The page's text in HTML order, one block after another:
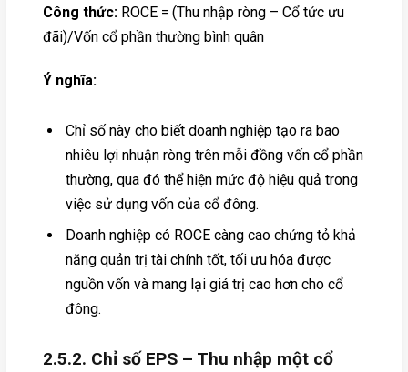
Công thức: ROCE = (Thu nhập ròng – Cổ tức ưu
đãi)/Vốn cổ phần thường bình quân
Ý nghĩa:
Chỉ số này cho biết doanh nghiệp tạo ra bao
nhiêu lợi nhuận ròng trên mỗi đồng vốn cổ phần
thường, qua đó thể hiện mức độ hiệu quả trong
việc sử dụng vốn của cổ đông.
Doanh nghiệp có ROCE càng cao chứng tỏ khả
năng quản trị tài chính tốt, tối ưu hóa được
nguồn vốn và mang lại giá trị cao hơn cho cổ
đông.
2.5.2. Chỉ số EPS – Thu nhập một cổ